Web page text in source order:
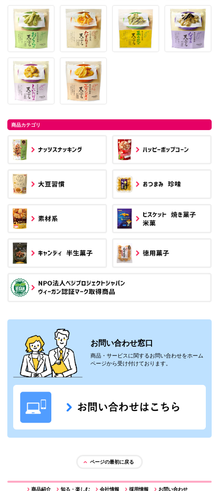
商品カテゴリ
お問い合わせ窓口
商品・サービスに関するお問い合わせをホーム
ページから受け付けております。
ページの最初に戻る
商品紹介 知る・楽しむ 会社情報 採用情報 お問い合わせ